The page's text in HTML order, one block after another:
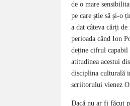
de o mare
pe care știe să și-o
a dat câteva cărți
perioada când Ion
deține cifrul capabil
atitudinea acestui
disciplina culturală
scriitorului vienez
Dacă nu ar fi făcut